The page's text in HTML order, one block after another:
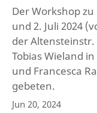
Der Workshop
und 2. Juli 2024
der
Tobias Wieland
und Francesca
gebeten.
Jun 20, 2024